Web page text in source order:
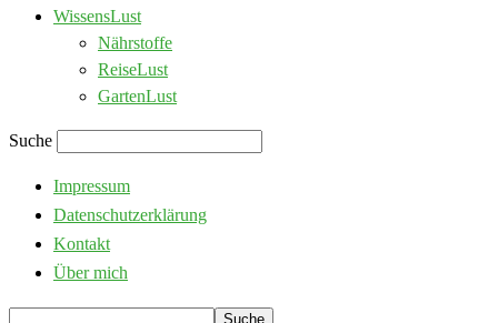
WissensLust
Nährstoffe
ReiseLust
GartenLust
Suche
Impressum
Datenschutzerklärung
Kontakt
Über mich